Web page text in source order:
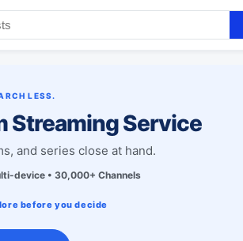
LESS.
Streaming Service
and series close at hand.
device • 30,000+ Channels
before you decide